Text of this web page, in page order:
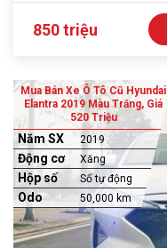
850 triệu
Mua Bán Xe Ô Tô Cũ Hyundai
Elantra 2019 Màu Trắng, Giá
520 Triệu
Năm SX 2019
Động cơ Xăng
Hộp số Số tự động
Odo 50,000 km